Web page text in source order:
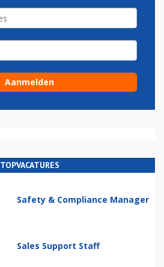
TOPVACATURES
Safety & Compliance Manager
Sales Support Staff